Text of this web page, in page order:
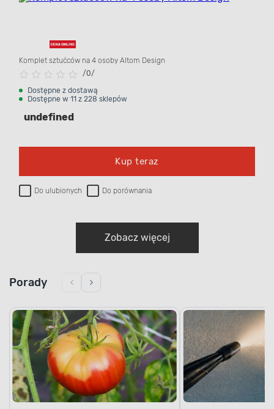
Komplet sztućców na 4 osoby Altom Design
/0/
Dostępne z dostawą
Dostępne w 11 z 228 sklepów
undefined
Kup teraz
Do ulubionych Do porównania
Zobacz więcej
Porady